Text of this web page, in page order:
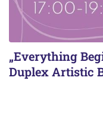
„Everything
Duplex Artistic